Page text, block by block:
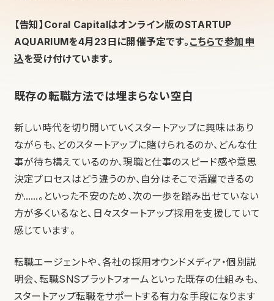
【告知】Coral Capitalはオンライン版のSTARTUP
AQUARIUMを4月23日に開催予定です。 こちらで参加申
込を受け付けています。
既存の転職方法では埋まらない空白
新しい時代を切り開いていくスタートアップに興味はあり
ながらも、どのスタートアップに賭けられるのか、どんな仕
事が待ち構えているのか、現職と仕事のスピード感や意思
決定プロセスはどう違うのか、自分はそこで活躍できるの
か……。といった不安のため、次の一歩を踏み出せていない
方が多くいるなと、日々スタートアップ採用を支援していて
感じています。
転職エージェントや、各社の採用オウンドメディア・個別説
明会、転職SNSプラットフォームといった既存の仕組みも、
スタートアップ転職をサポートする有力な手段になります